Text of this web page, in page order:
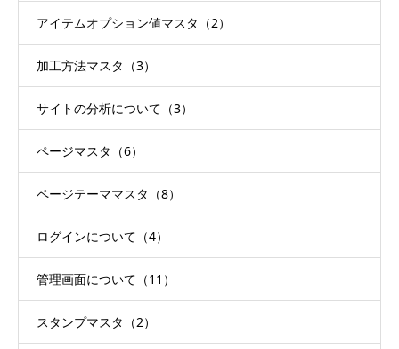
アイテムオプション値マスタ（2）
加工方法マスタ（3）
サイトの分析について（3）
ページマスタ（6）
ページテーママスタ（8）
ログインについて（4）
管理画面について（11）
スタンプマスタ（2）